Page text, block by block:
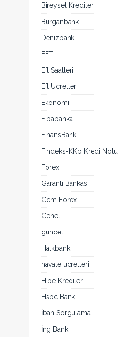
Bireysel Krediler
Burganbank
Denizbank
EFT
Eft Saatleri
Eft Ücretleri
Ekonomi
Fibabanka
FinansBank
Findeks-KKb Kredi Notu
Forex
Garanti Bankası
Gcm Forex
Genel
güncel
Halkbank
havale ücretleri
Hibe Krediler
Hsbc Bank
İban Sorgulama
İng Bank